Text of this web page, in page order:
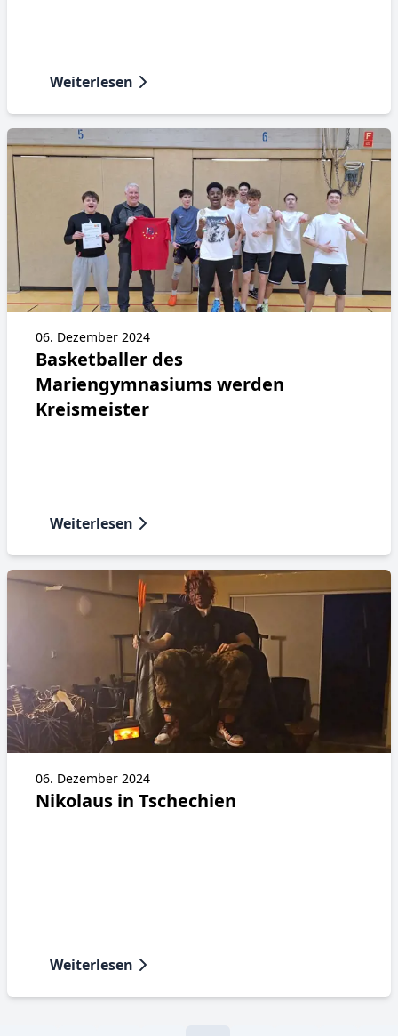
Weiterlesen
06. Dezember 2024
Basketballer des
Mariengymnasiums werden
Kreismeister
Weiterlesen
06. Dezember 2024
Nikolaus in Tschechien
Weiterlesen